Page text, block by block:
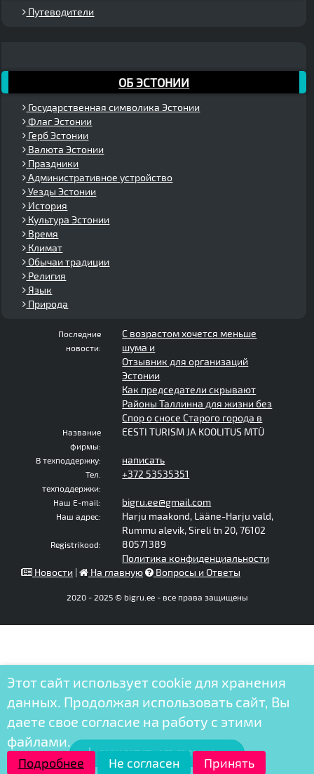
Путеводители
ОБ ЭСТОНИИ
Государственная символика Эстонии
Флаг Эстонии
Герб Эстонии
Валюта Эстонии
Праздники
Административное устройство
Уезды Эстонии
История
Культура Эстонии
Время
Климат
Обычаи традиции
Религия
Язык
Природа
Последние
новости:
С возрастом хочется меньше
шума и
Отзывник для организаций
Эстонии
Как председатели скрывают
Районы Таллинна для жизни без
Спор о сносе Старого города в
Название
фирмы:
EESTI TURISM JA KOOLITUS MTÜ
В техподдержку: написать
Тел.
техподдержки:
+372 53535351
Наш E-mail: bigru.ee@gmail.com
Наш адрес:
Harju maakond, Lääne-Harju vald,
Rummu alevik, Sireli tn 20, 76102
Registrikood:
80571389
Политика конфиденциальности
Новости | На главную Вопросы и Ответы
2020 - 2025 © bigru.ee - все права защищены
РАЗМЕСТИТЬ ОБЪЯВЛЕНИЕ
Этот сайт использует cookie для хранения
данных. Продолжая использовать сайт, Вы
даете свое согласие на работу с этими
файлами.
Подробнее Не согласен Принять